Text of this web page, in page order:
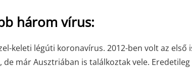
három vírus:
keleti légúti koronavírus. 2012-ben volt az első
de már Ausztriában is találkoztak vele.